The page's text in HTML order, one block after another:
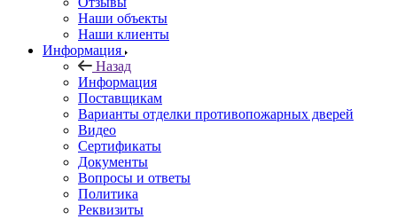
Наши объекты
Наши клиенты
Информация
Назад
Информация
Поставщикам
Варианты отделки противопожарных дверей
Видео
Сертификаты
Документы
Вопросы и ответы
Политика
Реквизиты